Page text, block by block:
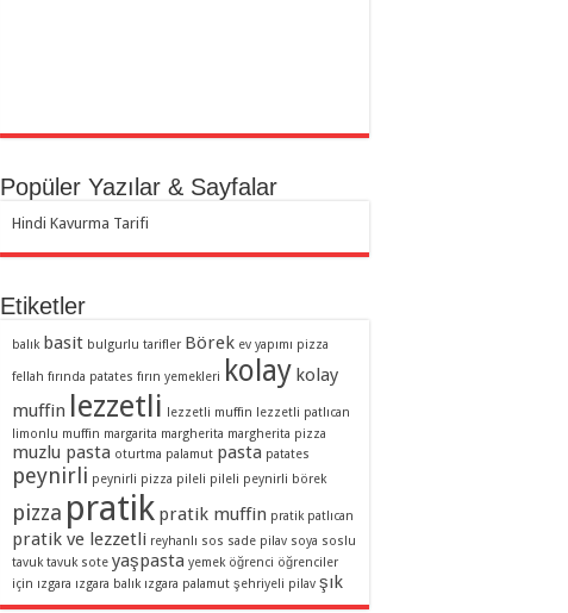
Popüler Yazılar & Sayfalar
Hindi Kavurma Tarifi
Etiketler
balık basit bulgurlu tarifler Börek ev yapımı pizza
fellah fırında patates fırın yemekleri kolay kolay
muffin lezzetli lezzetli muffin lezzetli patlıcan
limonlu muffin margarita margherita margherita pizza
muzlu pasta oturtma palamut pasta patates
peynirli peynirli pizza pileli pileli peynirli börek
pizza pratik pratik muffin pratik patlıcan
pratik ve lezzetli reyhanlı sos sade pilav soya soslu
tavuk tavuk sote yaşpasta yemek öğrenci öğrenciler
için ızgara ızgara balık ızgara palamut şehriyeli pilav şık